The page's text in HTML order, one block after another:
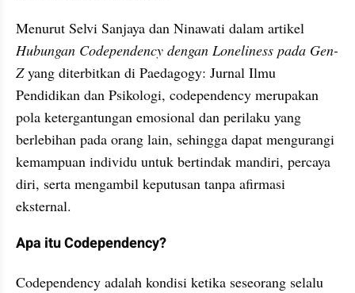
Hubungan Codependency dengan Loneliness pada Gen-
Z yang diterbitkan di Paedagogy: Jurnal Ilmu
Pendidikan dan Psikologi, codependency merupakan
pola ketergantungan emosional dan perilaku yang
berlebihan pada orang lain, sehingga dapat mengurangi
kemampuan individu untuk bertindak mandiri, percaya
diri, serta mengambil keputusan tanpa afirmasi
eksternal.
Apa itu Codependency?
Codependency adalah kondisi ketika seseorang selalu